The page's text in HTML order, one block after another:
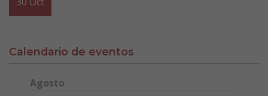
Calendario de eventos
Agosto